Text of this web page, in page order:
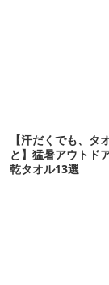
【汗だくでも、タ
と】猛暑アウトド
乾タオル13選